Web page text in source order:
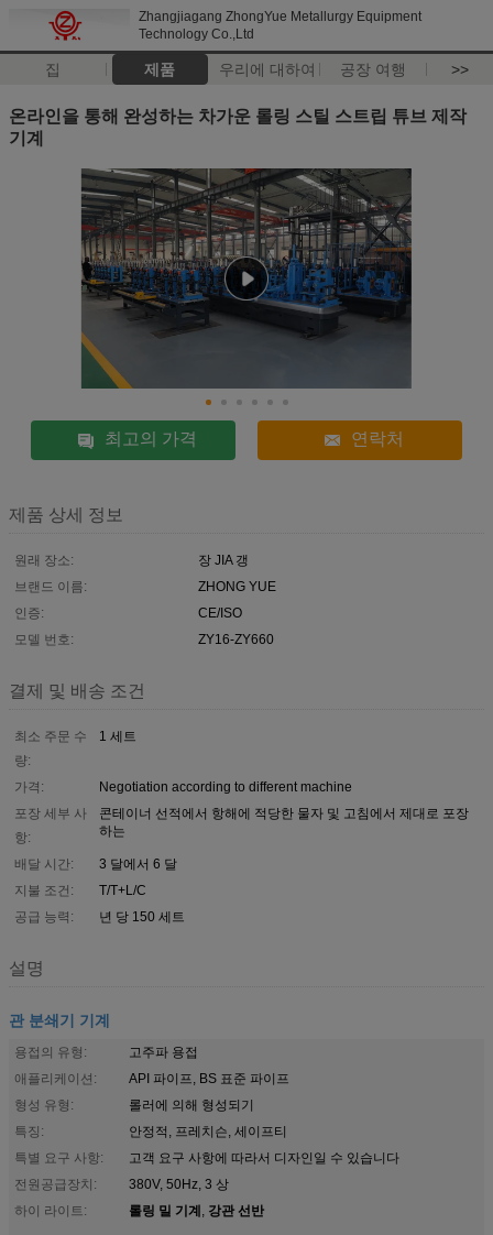
Zhangjiagang ZhongYue Metallurgy Equipment
Technology Co.,Ltd
집 제품 우리에 대하여 공장 여행 >>
온라인을 통해 완성하는 차가운 롤링 스틸 스트립 튜브 제작
기계
최고의 가격 연락처
제품 상세 정보
원래 장소:
장 JIA 갱
브랜드 이름:
ZHONG YUE
인증:
CE/ISO
모델 번호:
ZY16-ZY660
결제 및 배송 조건
최소 주문 수
량:
1 세트
가격:
Negotiation according to different machine
포장 세부 사
항:
콘테이너 선적에서 항해에 적당한 물자 및 고침에서 제대로 포장
하는
배달 시간:
3 달에서 6 달
지불 조건:
T/T+L/C
공급 능력:
년 당 150 세트
설명
관 분쇄기 기계
용접의 유형:
고주파 용접
애플리케이션:
API 파이프, BS 표준 파이프
형성 유형:
롤러에 의해 형성되기
특징:
안정적, 프레치슨, 세이프티
특별 요구 사항:
고객 요구 사항에 따라서 디자인일 수 있습니다
전원공급장치:
380V, 50Hz, 3 상
하이 라이트:
롤링 밀 기계, 강관 선반